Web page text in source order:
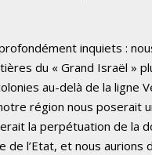
inquiets :
du « Grand Israël »
au-delà de la ligne
région nous poserait
la perpétuation de la
l’Etat, et nous aurions